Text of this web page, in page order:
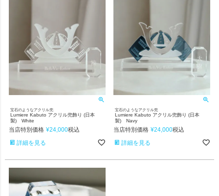
宝石のようなアクリル兜
Lumiere Kabuto アクリル兜飾り (日本
製) White
当店特別価格 ¥24,000税込
詳細を見る
宝石のようなアクリル兜
Lumiere Kabuto アクリル兜飾り (日本
製) Navy
当店特別価格 ¥24,000税込
詳細を見る